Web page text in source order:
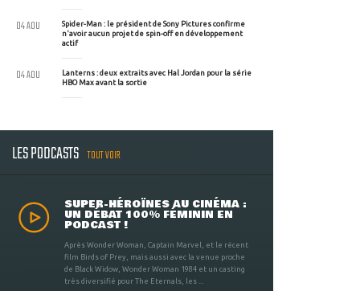
Spider-Man : le président de Sony Pictures confirme
n'avoir aucun projet de spin-off en développement
actif
04 AOU
Lanterns : deux extraits avec Hal Jordan pour la série
HBO Max avant la sortie
04 AOU
LES PODCASTS TOUT VOIR
SUPER-HÉROÏNES AU CINÉMA :
UN DÉBAT 100% FÉMININ EN
PODCAST !
Après Wonder Woman, Captain Marvel, et le récent
film Birds of Prey, mais aussi avec la venue proche
de Black Widow, Wonder Woman 1984 et un casting
très diversifié pour The Eternals, les ...